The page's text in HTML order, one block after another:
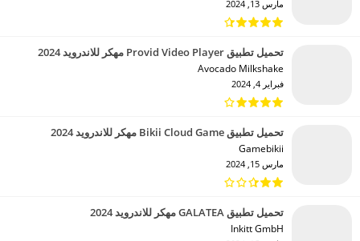
مارس 13, 2024
تحميل تطبيق Provid Video Player مهكر للاندرويد 2024
Avocado Milkshake‏
فبراير 4, 2024
تحميل تطبيق Bikii Cloud Game مهكر للاندرويد 2024
Gamebikii‏
مارس 15, 2024
تحميل تطبيق GALATEA مهكر للاندرويد 2024
Inkitt GmbH‏